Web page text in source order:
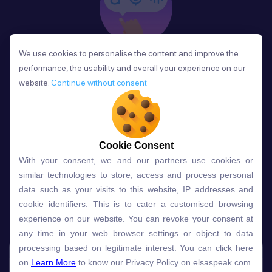
Phản Hồi
Sau mỗi bài học, người học nhận phản hồi về phát
âm và ngữ pháp ngay lập tức, giúp cải thiện kỹ năng
và tiến bộ nhanh chóng.
Lựa chọn gói học ELSA dành
cho bạn
Gói học Free Premium
Speech Analyzer
We use cookies to personalise the content and improve the
performance, the usability and overall your experience on our
website. Continue without consent
Cookie Consent
With your consent, we and our partners use cookies or
similar technologies to store, access and process personal
data such as your visits to this website, IP addresses and
cookie identifiers. This is to cater a customised browsing
experience on our website. You can revoke your consent at
any time in your web browser settings or object to data
processing based on legitimate interest. You can click here
on Learn More to know our Privacy Policy on elsaspeak.com
We use cookies to personalise the content and improve the
performance, the usability and overall your experience on our
website. Continue without consent
Cookie Consent
With your consent, we and our partners use cookies or
similar technologies to store, access and process personal
data such as your visits to this website, IP addresses and
cookie identifiers. This is to cater a customised browsing
experience on our website. You can revoke your consent at
any time in your web browser settings or object to data
processing based on legitimate interest. You can click here
on Learn More to know our Privacy Policy on elsaspeak.com